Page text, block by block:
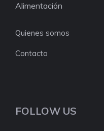
Alimentación
Quienes somos
Contacto
FOLLOW US